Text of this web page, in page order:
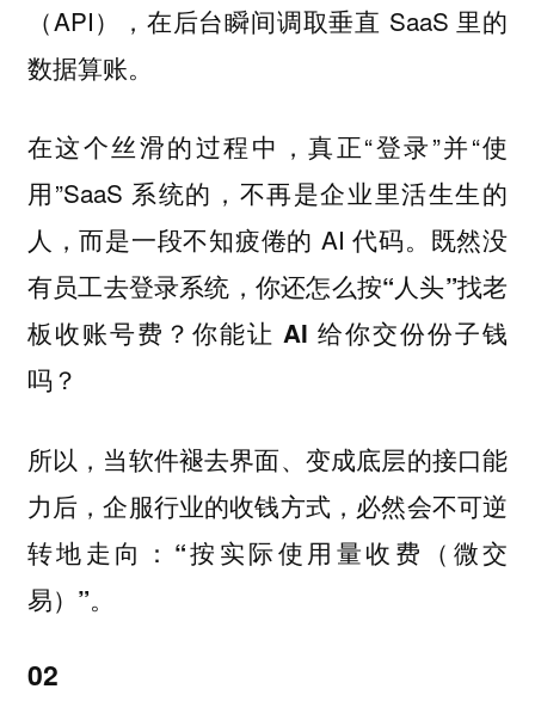
（API），在后台瞬间调取垂直 SaaS 里的
数据算账。
在这个丝滑的过程中，真正“登录”并“使
用”SaaS 系统的，不再是企业里活生生的
人，而是一段不知疲倦的 AI 代码。 既然没
有员工去登录系统，你还怎么按“人头”找老
板收账号费？你能让 AI 给你交份份子钱
吗？
所以，当软件褪去界面、变成底层的接口能
力后，企服行业的收钱方式，必然会不可逆
转地走向： “按实际使用量收费（微交
易）”。
02